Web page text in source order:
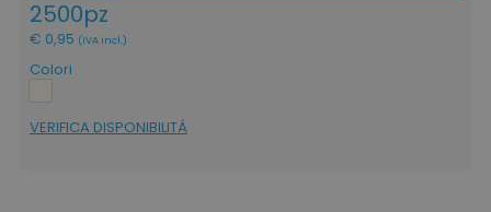
2500pz
€ 0,95 (IVA incl.)
Colori
VERIFICA DISPONIBILITÁ